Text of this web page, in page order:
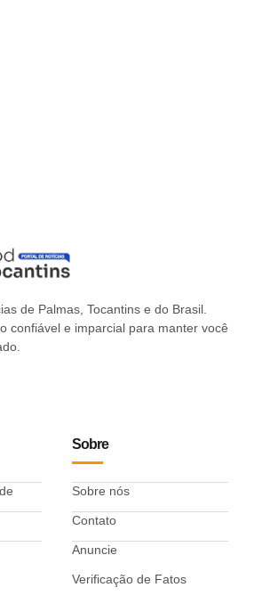
de Palmas, Tocantins e do Brasil.
confiável e imparcial para manter você
Sobre
Sobre nós
Contato
Anuncie
Verificação de Fatos